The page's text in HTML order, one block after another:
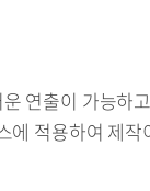
연출이 가능하
에 적용하여 제작